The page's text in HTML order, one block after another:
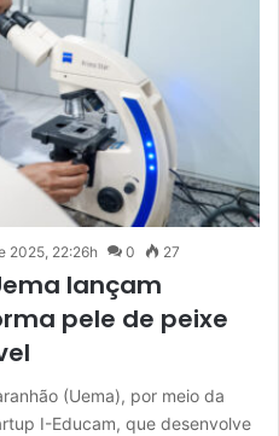
2025, 22:26h 0 27
lançam
pele de peixe
(Uema), por meio da
I-Educam, que desenvolve